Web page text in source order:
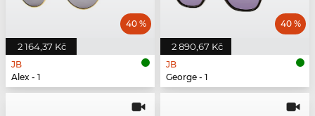
2 164,37 Kč
40 %
JB
Alex - 1
2 890,67 Kč
40 %
JB
George - 1